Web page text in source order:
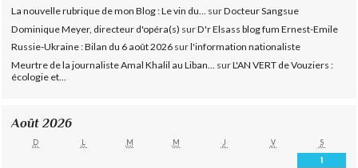
La nouvelle rubrique de mon Blog : Le vin du...
surDocteur Sangsue
Dominique Meyer, directeur d'opéra(s) surD'r Elsass blog fum Ernest-Emile
Russie-Ukraine : Bilan du 6 août 2026 surl'information nationaliste
Meurtre de la journaliste Amal Khalil au Liban...
surL'AN VERT de Vouziers :
écologie et...
Août 2026
D L M M J V S
1